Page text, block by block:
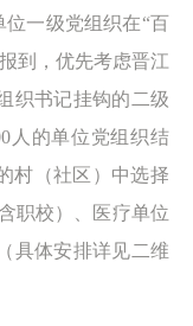
一级党组织在“百
到，优先考虑晋江
织书记挂钩的二级
人的单位党组织结
村（社区）中选择
职校）、医疗单位
具体安排详见二维